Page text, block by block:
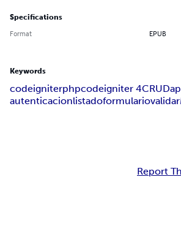
Specifications
Format EPUB
Keywords
codeigniterphpcodeigniter 4CRUD
autenticacionlistadoformulariovalidar
Report